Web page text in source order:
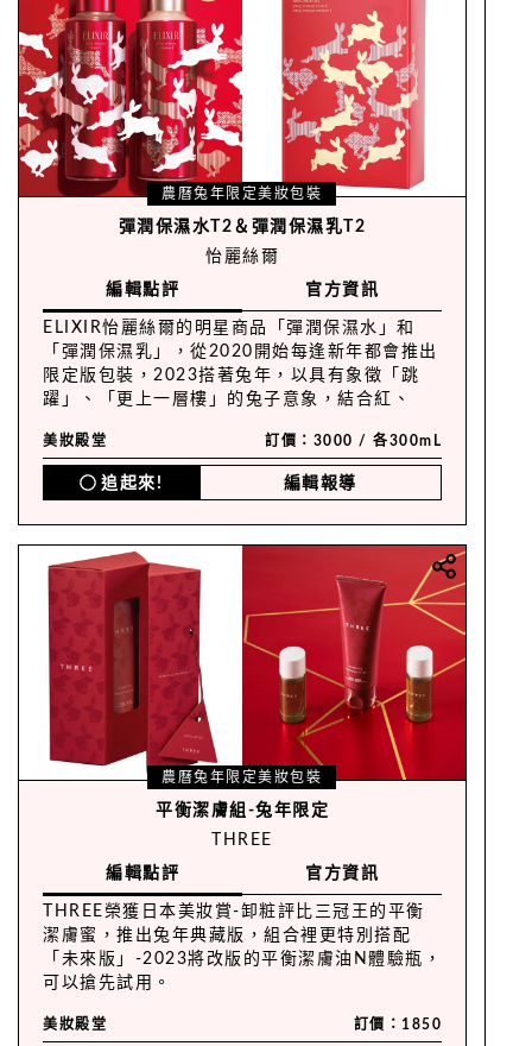
農曆兔年限定美妝包裝
彈潤保濕水T2＆彈潤保濕乳T2
怡麗絲爾
編輯點評
官方資訊
ELIXIR怡麗絲爾的明星商品「彈潤保濕水」和
「彈潤保濕乳」，從2020開始每逢新年都會推出
限定版包裝，2023搭著兔年，以具有象徵「跳
躍」、「更上一層樓」的兔子意象，結合紅、
圖騰推出限定組合。
美妝殿堂 訂價：3000 / 各300mL
追起來! 編輯報導
農曆兔年限定美妝包裝
平衡潔膚組-兔年限定
THREE
編輯點評
官方資訊
THREE榮獲日本美妝賞-卸粧評比三冠王的平衡
潔膚蜜，推出兔年典藏版，組合裡更特別搭配
「未來版」-2023將改版的平衡潔膚油N體驗瓶，
可以搶先試用。
美妝殿堂 訂價：1850